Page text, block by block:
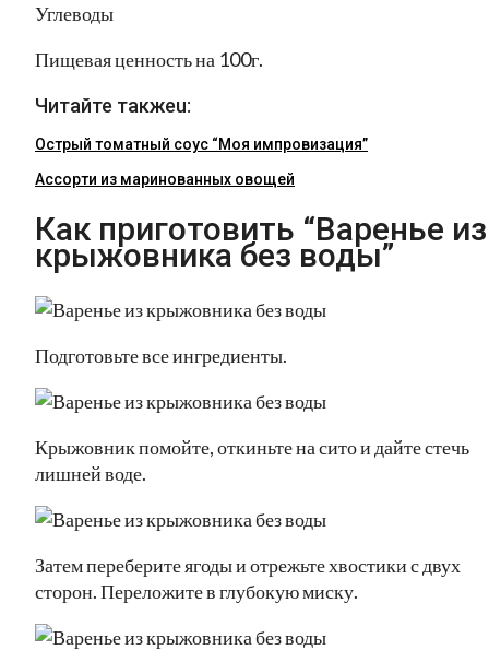
Углеводы
Пищевая ценность на 100г.
Читайте такжеu:
Острый томатный соус “Моя импровизация”
Ассорти из маринованных овощей
Как приготовить “Варенье из
крыжовника без воды”
Подготовьте все ингредиенты.
Крыжовник помойте, откиньте на сито и дайте стечь
лишней воде.
Затем переберите ягоды и отрежьте хвостики с двух
сторон. Переложите в глубокую миску.